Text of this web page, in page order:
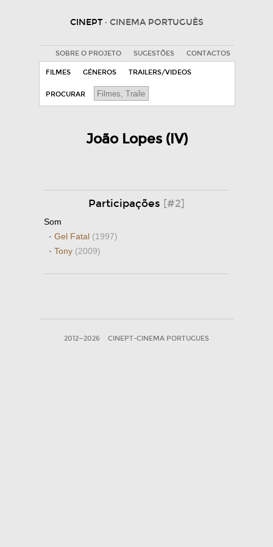
CINEPT · CINEMA PORTUGUÊS
SOBRE O PROJETO SUGESTÕES CONTACTOS
FILMES GÉNEROS TRAILERS/VIDEOS
PROCURAR
João Lopes (IV)
Participações [#2]
Som
· Gel Fatal (1997)
· Tony (2009)
2012—2026 CINEPT-CINEMA PORTUGUES